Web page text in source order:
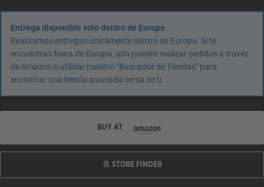
Entrega disponible solo dentro de Europa
Realizamos entregas únicamente dentro de Europa. Si te
encuentras fuera de Europa, aún puedes realizar pedidos a través
de Amazon o utilizar nuestro "Buscador de Tiendas" para
encontrar una tienda asociada cerca de ti.
BUY AT
STORE FINDER